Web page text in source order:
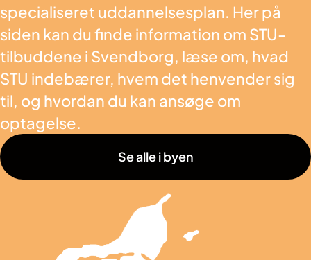
specialiseret uddannelsesplan. Her på
siden kan du finde information om STU-
tilbuddene i Svendborg, læse om, hvad
STU indebærer, hvem det henvender sig
til, og hvordan du kan ansøge om
optagelse.
Se alle i byen